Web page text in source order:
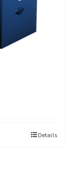
Details